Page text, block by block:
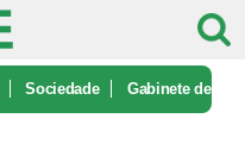
Sociedade Gabinete de